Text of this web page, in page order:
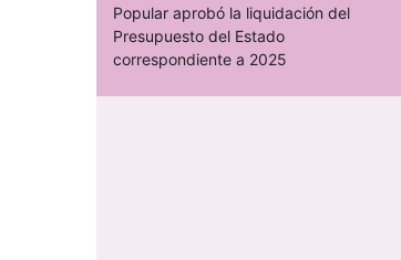
Popular aprobó la liquidación del
Presupuesto del Estado
correspondiente a 2025